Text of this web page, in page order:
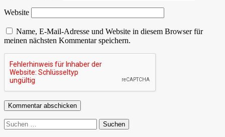
Website
Name, E-Mail-Adresse und Website in diesem Browser für
meinen nächsten Kommentar speichern.
Suchen
nach: